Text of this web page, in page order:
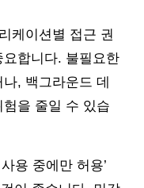
케이션별 접근 권
합니다. 불필요한
, 백그라운드 데
을 줄일 수 있습
용 중에만 허용’